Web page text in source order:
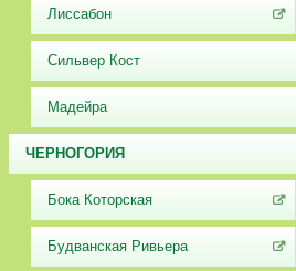
Лиссабон
Сильвер Кост
Мадейра
ЧЕРНОГОРИЯ
Бока Которская
Будванская Ривьера